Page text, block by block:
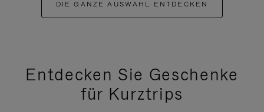
DIE GANZE AUSWAHL ENTDECKEN
Entdecken Sie Geschenke
für Kurztrips